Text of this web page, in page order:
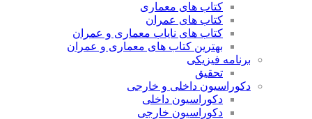
کتاب های معماری
کتاب های عمران
کتاب های نایاب معماری و عمران
بهترین کتاب های معماری و عمران
برنامه فیزیکی
تحقیق
دکوراسیون داخلی و خارجی
دکوراسیون داخلی
دکوراسیون خارجی